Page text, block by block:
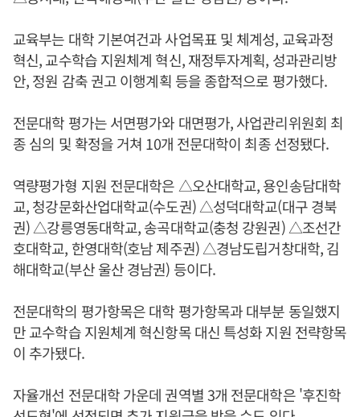
교육부는 대학 기본여건과 사업목표 및 체계성, 교육과정
혁신, 교수학습 지원체계 혁신, 재정투자계획, 성과관리방
안, 정원 감축 권고 이행계획 등을 종합적으로 평가했다.
전문대학 평가는 서면평가와 대면평가, 사업관리위원회 최
종 심의 및 확정을 거쳐 10개 전문대학이 최종 선정됐다.
역량평가형 지원 전문대학은 △오산대학교, 용인송담대학
교, 청강문화산업대학교(수도권) △성덕대학교(대구 경북
권) △강릉영동대학교, 송곡대학교(충청 강원권) △조선간
호대학교, 한영대학(호남 제주권) △경남도립거창대학, 김
해대학교(부산 울산 경남권) 등이다.
전문대학의 평가항목은 대학 평가항목과 대부분 동일했지
만 교수학습 지원체계 혁신항목 대신 특성화 지원 전략항목
이 추가됐다.
자율개선 전문대학 가운데 권역별 3개 전문대학은 '후진학